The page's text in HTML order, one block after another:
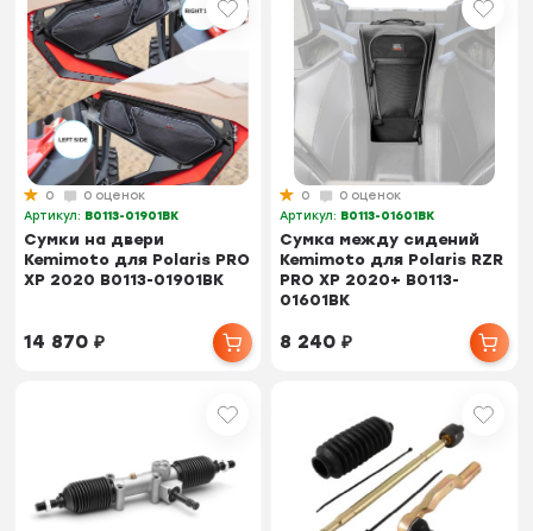
0
0 оценок
Артикул: B0113-01901BK
Сумки на двери
Kemimoto для Polaris PRO
XP 2020 B0113-01901BK
14 870₽
0
0 оценок
Артикул: B0113-01601BK
Cумка между сидений
Kemimoto для Polaris RZR
PRO XP 2020+ B0113-
01601BK
8 240₽